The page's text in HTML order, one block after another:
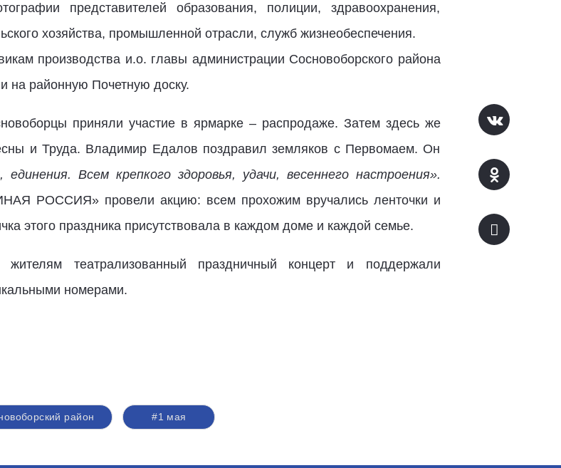
представителей образования, полиции, здравоохранения,
хозяйства, промышленной отрасли, служб жизнеобеспечения.
производства и.о. главы администрации Сосновоборского района
на районную Почетную доску.
приняли участие в ярмарке – распродаже. Затем здесь же
и Труда. Владимир Едалов поздравил земляков с Первомаем. Он
Всем крепкого здоровья, удачи, весеннего настроения».
РОССИЯ» провели акцию: всем прохожим вручались ленточки и
этого праздника присутствовала в каждом доме и каждой семье.
жителям театрализованный праздничный концерт и поддержали
номерами.
район #1 мая